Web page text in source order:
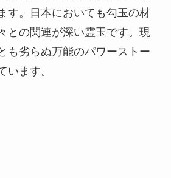
す。日本においても勾玉の材
との関連が深い霊玉です。現
も劣らぬ万能のパワーストー
います。